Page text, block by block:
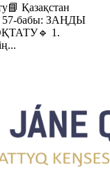
Қазақстан
57-бабы: ЗАҢДЫ
1.